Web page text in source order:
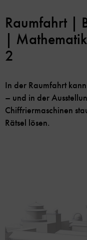
Raumfahrt |
|
2
In der Raumfahrt
– und in der
Chiffriermaschinen
Rätsel lösen.